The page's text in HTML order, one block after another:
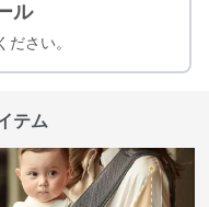
ル
ださい。
テム